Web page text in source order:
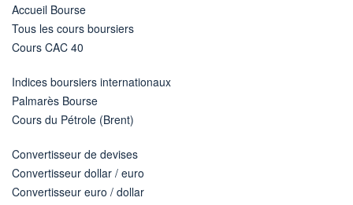
Accueil Bourse
Tous les cours boursiers
Cours CAC 40
Indices boursiers internationaux
Palmarès Bourse
Cours du Pétrole (Brent)
Convertisseur de devises
Convertisseur dollar / euro
Convertisseur euro / dollar